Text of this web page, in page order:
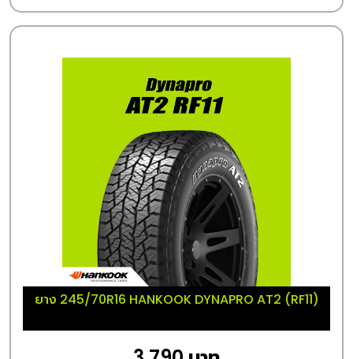
ยาง 245/70R16 HANKOOK DYNAPRO AT2 (RF11)